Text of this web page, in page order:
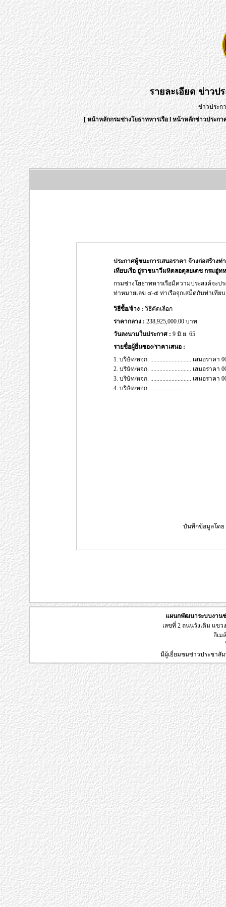
รายละเอียดข่าวป
ข่าวประก
[หน้าหลักกรมช่างโยธาทหารเรือlหน้าหลักข่าวประกา
ประกาศผู้ชนะการเสนอราคา จ้างก่อสร้าง
เทียบเรือ อู่ราชนาวีมหิดลอดุลยเดช กรมอู่ท
กรมช่างโยธาทหารเรือมีความประสงค์จะป
ท่าหมายเลข ๔-๕ ท่าเรือจุกเสม็ดกับท่าเทีย
วิธีซื้อ/จ้าง : วิธีคัดเลือก
ราคากลาง : 238,925,000.00 บาท
วันลงนามในประกาศ : 9 มิ.ย. 65
รายชื่อผู้ยื่นซอง/ราคาเสนอ :
1. บริษัท/หจก. ........................... เสนอราคา
2. บริษัท/หจก. ........................... เสนอราคา
3. บริษัท/หจก. ........................... เสนอราคา
4. บริษัท/หจก. .....................
บันทึกข้อมูลโดย
แผนกพัฒนาระบบงานช่
เลขที่ 2 ถนนวังเดิม แขว
อีเม
มีผู้เยี่ยมชมข่าวประชา